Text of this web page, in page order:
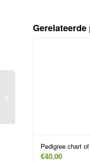
Pedigree chart
€40,00